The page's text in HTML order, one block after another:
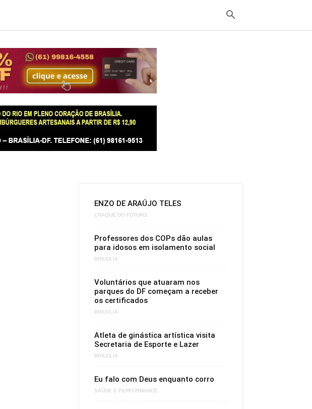
ENZO DE ARAÚJO TELES
CRAQUE DO FUTURO
Professores dos COPs dão aulas
para idosos em isolamento social
BRASÍLIA
Voluntários que atuaram nos
parques do DF começam a receber
os certificados
BRASÍLIA
Atleta de ginástica artística visita
Secretaria de Esporte e Lazer
BRASÍLIA
Eu falo com Deus enquanto corro
SAÚDE E PERFORMANCE